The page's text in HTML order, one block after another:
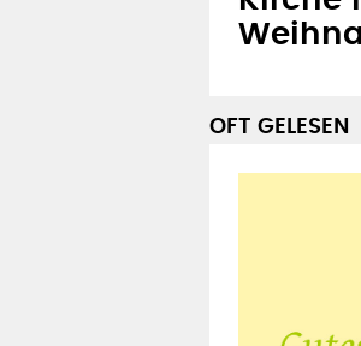
OFT GELESEN